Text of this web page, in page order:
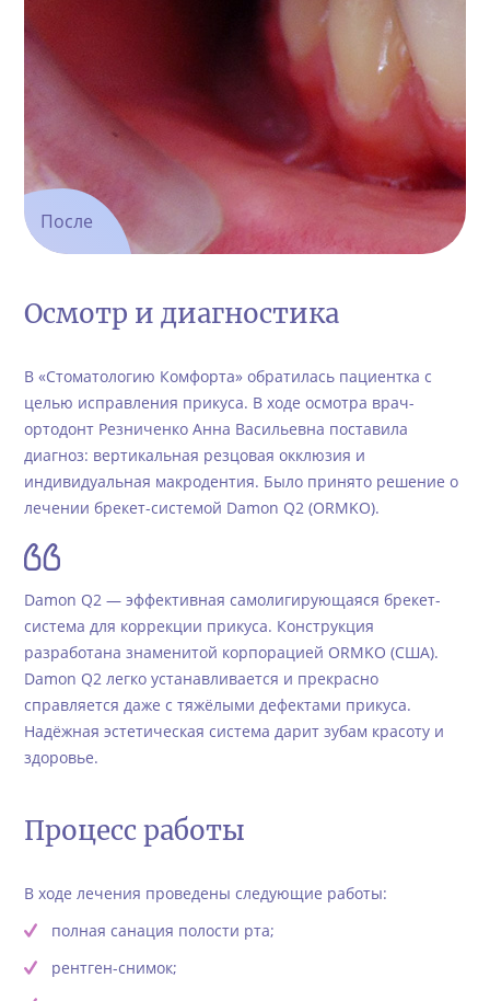
После
Осмотр и диагностика
В «Стоматологию Комфорта» обратилась пациентка с
целью исправления прикуса. В ходе осмотра врач-
ортодонт Резниченко Анна Васильевна поставила
диагноз: вертикальная резцовая окклюзия и
индивидуальная макродентия. Было принято решение о
лечении брекет-системой Damon Q2 (ORMKO).
Damon Q2 — эффективная самолигирующаяся брекет-
система для коррекции прикуса. Конструкция
разработана знаменитой корпорацией ORMKO (США).
Damon Q2 легко устанавливается и прекрасно
справляется даже с тяжёлыми дефектами прикуса.
Надёжная эстетическая система дарит зубам красоту и
здоровье.
Процесс работы
В ходе лечения проведены следующие работы:
полная санация полости рта;
рентген-снимок;